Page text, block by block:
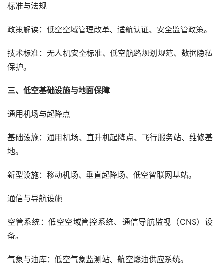
标准与法规
政策解读：低空空域管理改革、适航认证、安全监管政策。
技术标准：无人机安全标准、低空航路规划规范、数据隐私
保护。
三、低空基础设施与地面保障
通用机场与起降点
基础设施：通用机场、直升机起降点、飞行服务站、维修基
地。
新型设施：移动机场、垂直起降场、低空智联网基站。
通信与导航设施
空管系统：低空空域管控系统、通信导航监视（CNS）设
备。
气象与油库：低空气象监测站、航空燃油供应系统。